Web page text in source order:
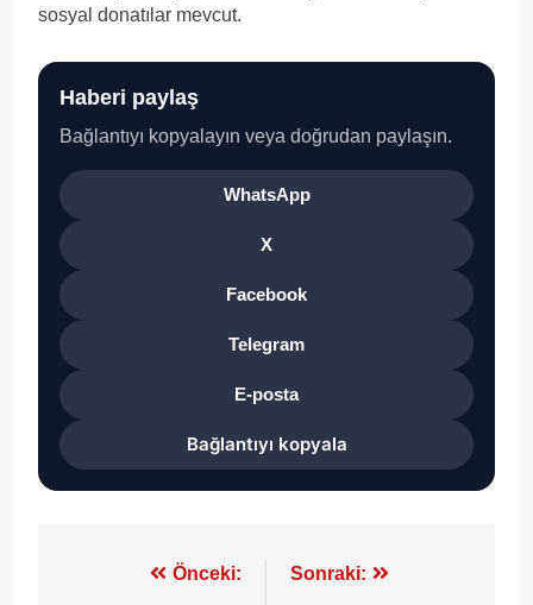
sosyal donatılar mevcut.
Haberi paylaş
Bağlantıyı kopyalayın veya doğrudan paylaşın.
WhatsApp
X
Facebook
Telegram
E-posta
Bağlantıyı kopyala
Önceki: Sonraki: